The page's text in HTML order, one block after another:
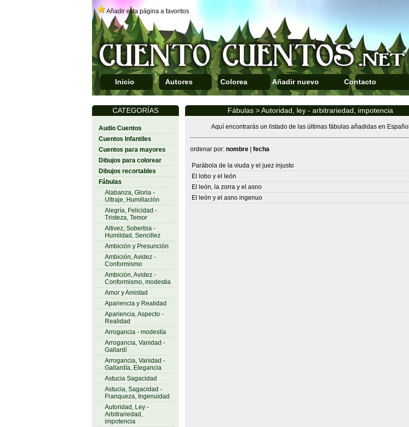
Añadir esta página a favoritos
Inicio Autores Colorea Añadir nuevo Contacto
CATEGORÍAS
Audio Cuentos
Cuentos Infantiles
Cuentos para mayores
Dibujos para colorear
Dibujos recortables
Fábulas
Alabanza, Gloria -
Ultraje, Humillación
Alegría, Felicidad -
Tristeza, Temor
Altivez, Soberbia -
Humildad, Sencillez
Ambición y Presunción
Ambición, Avidez -
Conformismo
Ambición, Avidez -
Conformismo, modestia
Amor y Amistad
Apariencia y Realidad
Apariencia, Aspecto -
Realidad
Arrogancia - modestía
Arrogancia, Vanidad -
Gallardí
Arrogancia, Vanidad -
Gallardía, Elegancia
Astucia Sagacidad
Astucia, Sagacidad -
Franqueza, Ingenuidad
Autoridad, Ley -
Arbitrariedad,
impotencia
Fábulas > Autoridad, ley - arbitrariedad, impotencia
Aquí encontrarás un listado de las últimas fábulas añadidas en Español
ordenar por: nombre| fecha
Parábola de la viuda y el juez injusto
El lobo y el león
El león, la zorra y el asno
El león y el asno ingenuo